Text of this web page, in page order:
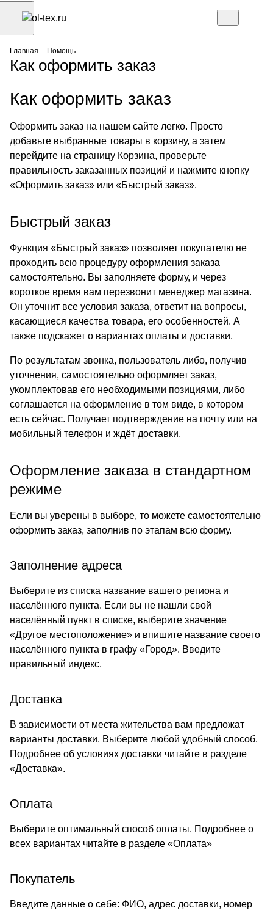
Главная Помощь
Как оформить заказ
Как оформить заказ
Оформить заказ на нашем сайте легко. Просто
добавьте выбранные товары в корзину, а затем
перейдите на страницу Корзина, проверьте
правильность заказанных позиций и нажмите кнопку
«Оформить заказ» или «Быстрый заказ».
Быстрый заказ
Функция «Быстрый заказ» позволяет покупателю не
проходить всю процедуру оформления заказа
самостоятельно. Вы заполняете форму, и через
короткое время вам перезвонит менеджер магазина.
Он уточнит все условия заказа, ответит на вопросы,
касающиеся качества товара, его особенностей. А
также подскажет о вариантах оплаты и доставки.
По результатам звонка, пользователь либо, получив
уточнения, самостоятельно оформляет заказ,
укомплектовав его необходимыми позициями, либо
соглашается на оформление в том виде, в котором
есть сейчас. Получает подтверждение на почту или на
мобильный телефон и ждёт доставки.
Оформление заказа в стандартном
режиме
Если вы уверены в выборе, то можете самостоятельно
оформить заказ, заполнив по этапам всю форму.
Заполнение адреса
Выберите из списка название вашего региона и
населённого пункта. Если вы не нашли свой
населённый пункт в списке, выберите значение
«Другое местоположение» и впишите название своего
населённого пункта в графу «Город». Введите
правильный индекс.
Доставка
В зависимости от места жительства вам предложат
варианты доставки. Выберите любой удобный способ.
Подробнее об условиях доставки читайте в разделе
«Доставка».
Оплата
Выберите оптимальный способ оплаты. Подробнее о
всех вариантах читайте в разделе «Оплата»
Покупатель
Введите данные о себе: ФИО, адрес доставки, номер